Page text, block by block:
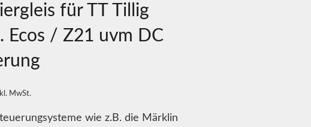
für TT Tillig
Ecos / Z21 uvm DC
MwSt.
wie z.B. die Märklin